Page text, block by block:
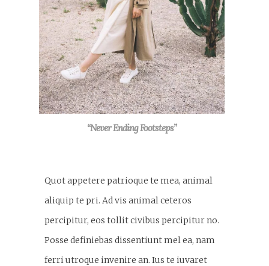
“Never Ending Footsteps”
Quot appetere patrioque te mea, animal
aliquip te pri. Ad vis animal ceteros
percipitur, eos tollit civibus percipitur no.
Posse definiebas dissentiunt mel ea, nam
ferri utroque invenire an. Ius te iuvaret